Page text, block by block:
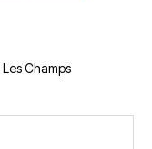
Les Champs